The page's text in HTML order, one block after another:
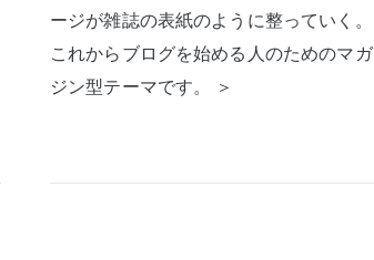
ージが雑誌の表紙のように整っていく。
これからブログを始める人のためのマガ
ジン型テーマです。 ＞